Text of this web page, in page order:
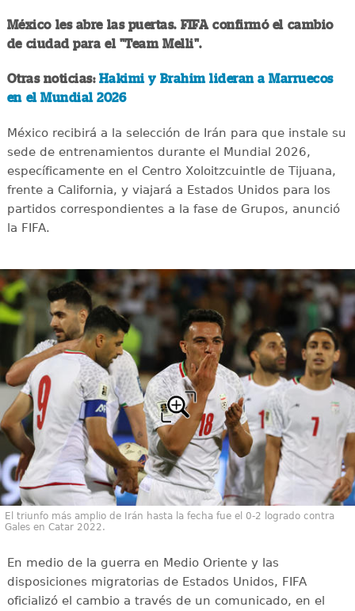
México les abre las puertas. FIFA confirmó el cambio
de ciudad para el "Team Melli".
Otras noticias: Hakimi y Brahim lideran a Marruecos
en el Mundial 2026
México recibirá a la selección de Irán para que instale su
sede de entrenamientos durante el Mundial 2026,
específicamente en el Centro Xoloitzcuintle de Tijuana,
frente a California, y viajará a Estados Unidos para los
partidos correspondientes a la fase de Grupos, anunció
la FIFA.
El triunfo más amplio de Irán hasta la fecha fue el 0-2 logrado contra
Gales en Catar 2022.
En medio de la guerra en Medio Oriente y las
disposiciones migratorias de Estados Unidos, FIFA
oficializó el cambio a través de un comunicado, en el